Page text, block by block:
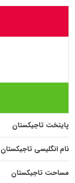
پایتخت تاجیکستان
نام انگلیسی تاجیکستان
مساحت تاجیکستان